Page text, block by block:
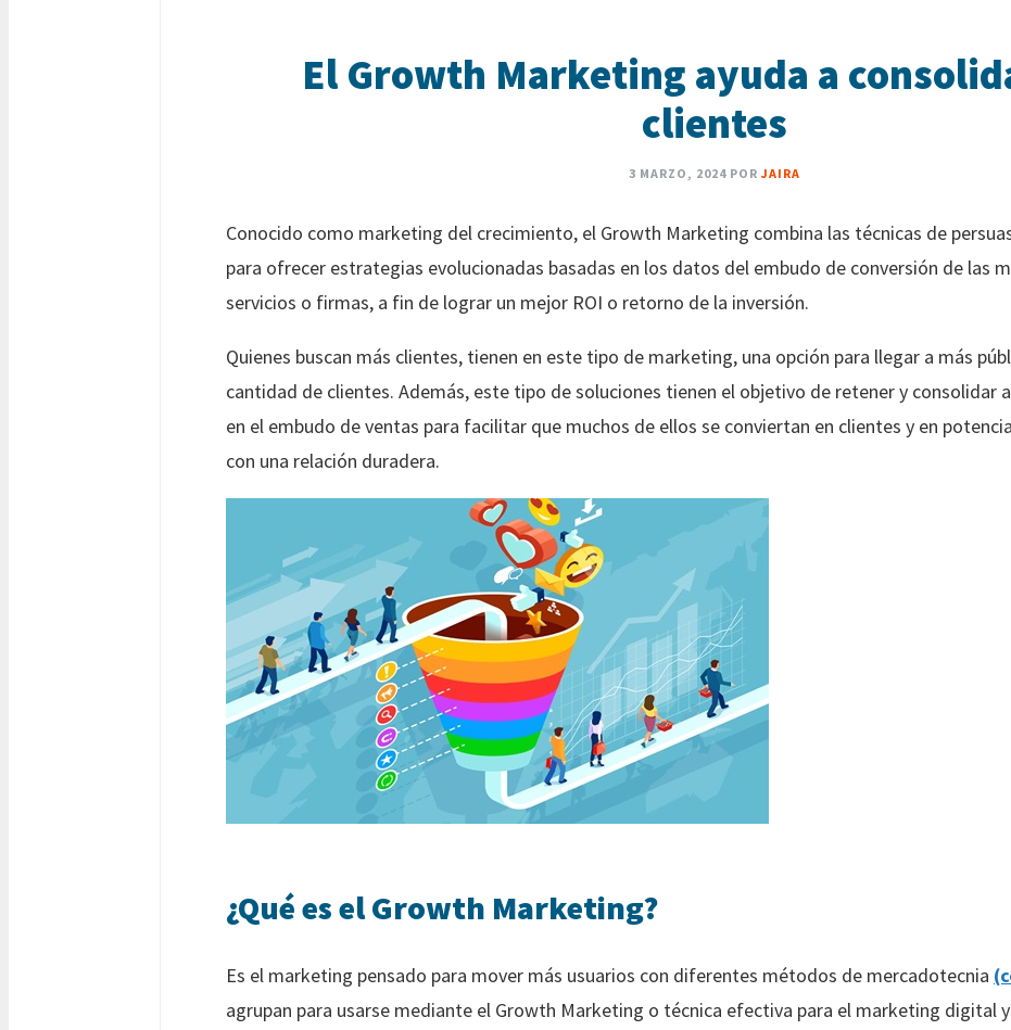
El Growth Marketing ayuda a
clientes
3 MARZO, 2024 POR JAIRA
Conocido como marketing del crecimiento, el Growth Marketing combina las técnicas de
para ofrecer estrategias evolucionadas basadas en los datos del embudo de conversión de las
servicios o firmas, a fin de lograr un mejor ROI o retorno de la inversión.
Quienes buscan más clientes, tienen en este tipo de marketing, una opción para llegar a más
cantidad de clientes. Además, este tipo de soluciones tienen el objetivo de retener y consolidar
en el embudo de ventas para facilitar que muchos de ellos se conviertan en clientes y en
con una relación duradera.
¿Qué es el Growth Marketing?
Es el marketing pensado para mover más usuarios con diferentes métodos de mercadotecnia
agrupan para usarse mediante el Growth Marketing o técnica efectiva para el marketing digital